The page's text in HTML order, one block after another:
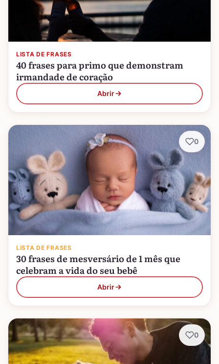
LISTA DE FRASES
40 frases para primo que demonstram
irmandade de coração
Abrir
LISTA DE FRASES
30 frases de mesversário de 1 mês que
celebram a vida do seu bebê
Abrir
0
0